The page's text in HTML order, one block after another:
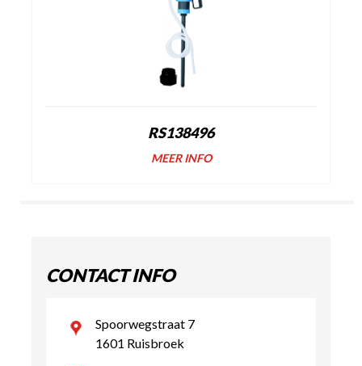
RS138496
MEER INFO
CONTACT INFO
Spoorwegstraat 7
1601 Ruisbroek